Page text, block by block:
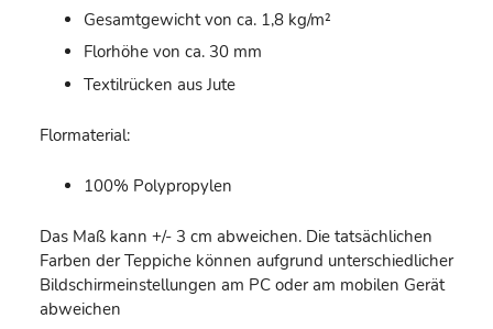
Gesamtgewicht von ca. 1,8 kg/m²
Florhöhe von ca. 30 mm
Textilrücken aus Jute
Flormaterial:
100% Polypropylen
Das Maß kann +/- 3 cm abweichen. Die tatsächlichen
Farben der Teppiche können aufgrund unterschiedlicher
Bildschirmeinstellungen am PC oder am mobilen Gerät
abweichen